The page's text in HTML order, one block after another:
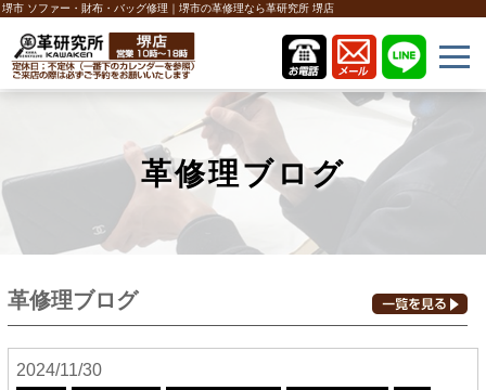
堺市 ソファー・財布・バッグ修理｜堺市の革修理なら革研究所 堺店
革修理ブログ
革修理ブログ
2024/11/30